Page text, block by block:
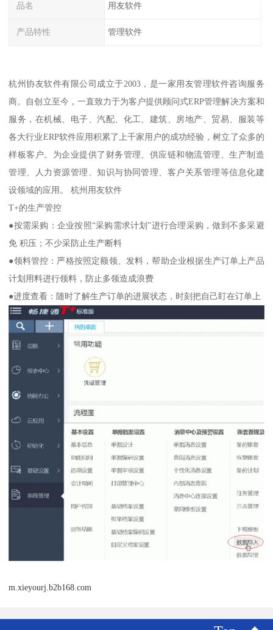
品名 用友软件
产品特性 管理软件
杭州协友软件有限公司成立于2003，是一家用友管理软件咨询服务
商。自创立至今，一直致力于为客户提供顾问式ERP管理解决方案和
服务，在机械、电子、汽配、化工、建筑、房地产、贸易、服装等
各大行业ERP软件应用积累了上千家用户的成功经验，树立了众多的
样板客户。为企业提供了财务管理、供应链和物流管理、生产制造
管理、人力资源管理、知识与协同管理、客户关系管理等信息化建
设领域的应用。 杭州用友软件
T+的生产管控
●按需采购：企业按照“采购需求计划”进行合理采购，做到不多采避
免 积压；不少采防止生产断料
●领料管控：严格按照定额领、发料，帮助企业根据生产订单上产品
计划用料进行领料，防止多领造成浪费
●进度查看：随时了解生产订单的进展状态，时刻把自己盯在订单上
m.xieyourj.b2b168.com